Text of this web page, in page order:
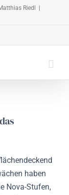
Riedl
haben
Nova-Stufen,